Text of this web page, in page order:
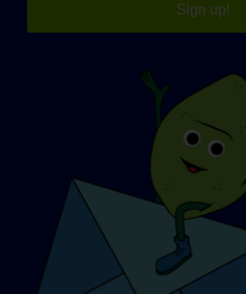
Sign up!